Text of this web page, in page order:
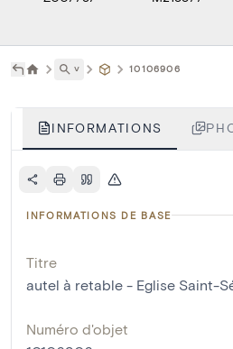
˅ 10106906
INFORMATIONS
INFORMATIONS DE BASE
Titre
autel à retable - Eglise Saint-
Numéro d'objet